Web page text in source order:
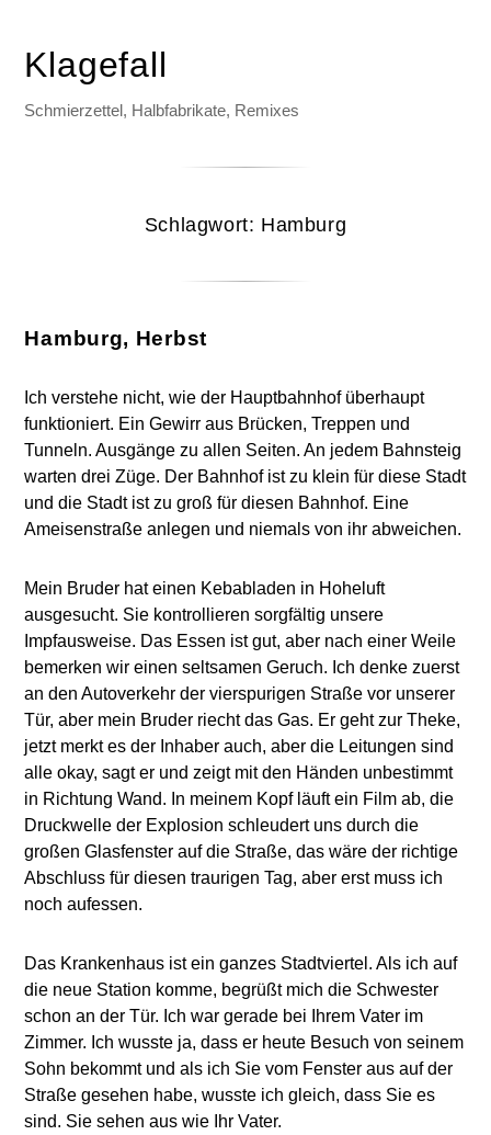
Klagefall
Schmierzettel, Halbfabrikate, Remixes
Schlagwort: Hamburg
Hamburg, Herbst
Ich verstehe nicht, wie der Hauptbahnhof überhaupt
funktioniert. Ein Gewirr aus Brücken, Treppen und
Tunneln. Ausgänge zu allen Seiten. An jedem Bahnsteig
warten drei Züge. Der Bahnhof ist zu klein für diese Stadt
und die Stadt ist zu groß für diesen Bahnhof. Eine
Ameisenstraße anlegen und niemals von ihr abweichen.
Mein Bruder hat einen Kebabladen in Hoheluft
ausgesucht. Sie kontrollieren sorgfältig unsere
Impfausweise. Das Essen ist gut, aber nach einer Weile
bemerken wir einen seltsamen Geruch. Ich denke zuerst
an den Autoverkehr der vierspurigen Straße vor unserer
Tür, aber mein Bruder riecht das Gas. Er geht zur Theke,
jetzt merkt es der Inhaber auch, aber die Leitungen sind
alle okay, sagt er und zeigt mit den Händen unbestimmt
in Richtung Wand. In meinem Kopf läuft ein Film ab, die
Druckwelle der Explosion schleudert uns durch die
großen Glasfenster auf die Straße, das wäre der richtige
Abschluss für diesen traurigen Tag, aber erst muss ich
noch aufessen.
Das Krankenhaus ist ein ganzes Stadtviertel. Als ich auf
die neue Station komme, begrüßt mich die Schwester
schon an der Tür. Ich war gerade bei Ihrem Vater im
Zimmer. Ich wusste ja, dass er heute Besuch von seinem
Sohn bekommt und als ich Sie vom Fenster aus auf der
Straße gesehen habe, wusste ich gleich, dass Sie es
sind. Sie sehen aus wie Ihr Vater.